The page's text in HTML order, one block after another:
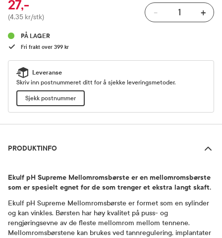
Pris
27,-
(4,35 kr/stk) - +
PÅ LAGER
Fri frakt over 399 kr
Leveranse
Skriv inn postnummeret ditt for å sjekke leveringsmetoder.
Sjekk postnummer
PRODUKTINFO
Ekulf pH Supreme Mellomromsbørste er en mellomromsbørste
som er spesielt egnet for de som trenger et ekstra langt skaft.
Ekulf pH Supreme Mellomromsbørste er formet som en sylinder
og kan vinkles. Børsten har høy kvalitet på puss- og
rengjøringsevne av de fleste mellomrom mellom tennene.
Mellomromsbørstene kan brukes ved tannregulering, implantater